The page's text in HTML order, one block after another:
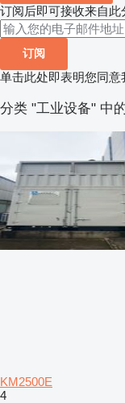
订阅后即可接收来自此
订阅
单击此处即表明您同意
分类 "工业设备" 中
KM2500E
4